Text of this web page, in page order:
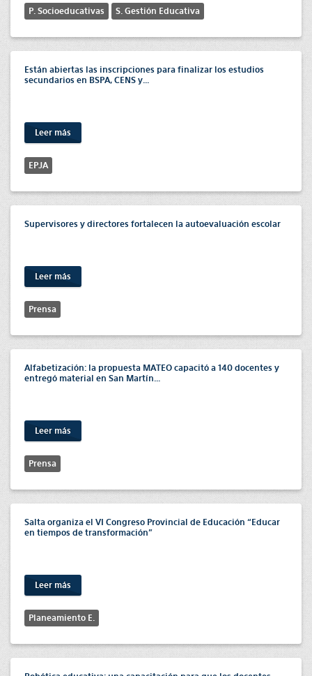
P. Socioeducativas S. Gestión Educativa
Están abiertas las inscripciones para finalizar los estudios
secundarios en BSPA, CENS y...
Leer más
EPJA
Supervisores y directores fortalecen la autoevaluación escolar
Leer más
Prensa
Alfabetización: la propuesta MATEO capacitó a 140 docentes y
entregó material en San Martín...
Leer más
Prensa
Salta organiza el VI Congreso Provincial de Educación “Educar
en tiempos de transformación”
Leer más
Planeamiento E.